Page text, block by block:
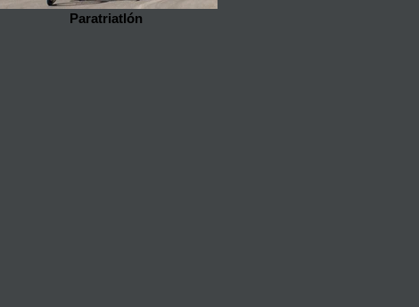
Paratriatlón